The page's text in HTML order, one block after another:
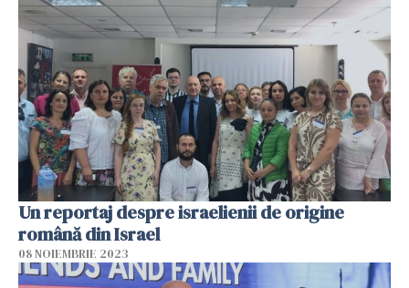
Un reportaj despre israelienii de origine
română din Israel
08 NOIEMBRIE 2023